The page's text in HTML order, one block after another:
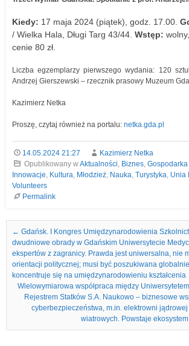
Kiedy: 17 maja 2024 (piątek), godz. 17.00.
/ Wielka Hala, Długi Targ 43/44. Wstęp:
cenie 80 zł.
Liczba egzemplarzy pierwszego wydania: 120
Andrzej Gierszewski – rzecznik prasowy Muzeum
Kazimierz Netka
Proszę, czytaj również na portalu: netka.gda.pl
14.05.2024 21:27
Kazimierz Netka
Opublikowany wAktualności, Biznes,
Innowacje, Kultura, Młodzież, Nauka, Turystyka, Unia
Volunteers
Permalink
Nawigacja we wpisach
← Gdańsk. I Kongres Umiędzynarodowienia
dwudniowe obrady w Gdańskim Uniwersytecie
ekspertów z zagranicy. Prawda jest uniwersalna, nie
orientacji politycznej; musi być poszukiwana
koncentruje się na umiędzynarodowieniu kształcenia
Wielowymiarowa współpraca między
Rejestrem Statków S.A. Naukowo – biznesowe
cyberbezpieczeństwa, m.in. elektrowni
wiatrowych. Powstaje